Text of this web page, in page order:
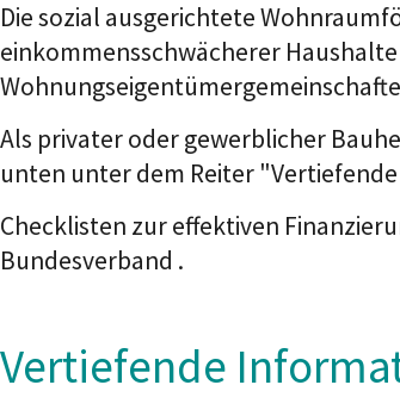
Die sozial ausgerichtete
einkommensschwächerer
Als privater oder gewerblicher
unten unter dem Reiter
Checklisten zur effektiven
Bundesverband .
Vertiefende